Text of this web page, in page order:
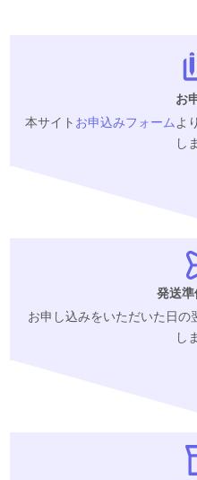
お
本サイト お申込みフォーム よ
し
発送準
お申し込みをいただいた日の
し